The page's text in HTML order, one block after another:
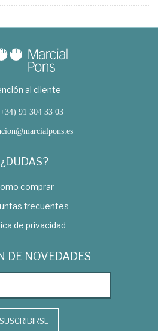
al cliente
91 304 33 03
¿DUDAS?
comprar
frecuentes
de privacidad
DE NOVEDADES
SUSCRIBIRSE